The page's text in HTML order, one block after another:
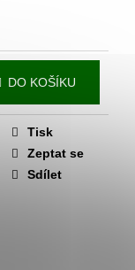
DO KOŠÍKU
Tisk
Zeptat se
Sdílet